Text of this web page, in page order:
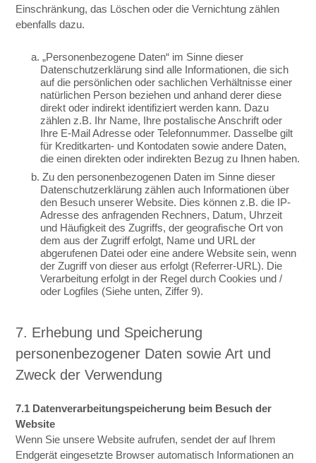
Einschränkung, das Löschen oder die Vernichtung zählen
ebenfalls dazu.
a. „Personenbezogene Daten“ im Sinne dieser
Datenschutzerklärung sind alle Informationen, die sich
auf die persönlichen oder sachlichen Verhältnisse einer
natürlichen Person beziehen und anhand derer diese
direkt oder indirekt identifiziert werden kann. Dazu
zählen z.B. Ihr Name, Ihre postalische Anschrift oder
Ihre E-Mail Adresse oder Telefonnummer. Dasselbe gilt
für Kreditkarten- und Kontodaten sowie andere Daten,
die einen direkten oder indirekten Bezug zu Ihnen haben.
b. Zu den personenbezogenen Daten im Sinne dieser
Datenschutzerklärung zählen auch Informationen über
den Besuch unserer Website. Dies können z.B. die IP-
Adresse des anfragenden Rechners, Datum, Uhrzeit
und Häufigkeit des Zugriffs, der geografische Ort von
dem aus der Zugriff erfolgt, Name und URL der
abgerufenen Datei oder eine andere Website sein, wenn
der Zugriff von dieser aus erfolgt (Referrer-URL). Die
Verarbeitung erfolgt in der Regel durch Cookies und /
oder Logfiles (Siehe unten, Ziffer 9).
7. Erhebung und Speicherung
personenbezogener Daten sowie Art und
Zweck der Verwendung
7.1 Datenverarbeitungspeicherung beim Besuch der
Website
Wenn Sie unsere Website aufrufen, sendet der auf Ihrem
Endgerät eingesetzte Browser automatisch Informationen an